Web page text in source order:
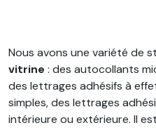
Nous avons une variété de
vitrine : des autocollants
des lettrages adhésifs à
simples, des lettrages
intérieure ou extérieure. Il